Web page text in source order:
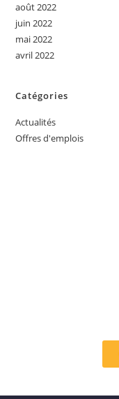
août 2022
juin 2022
mai 2022
avril 2022
Catégories
Actualités
Offres d'emplois